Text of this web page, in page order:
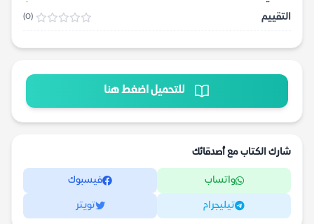
التقييم
(0)
للتحميل اضغط هنا
شارك الكتاب مع أصدقائك
واتساب فيسبوك
تيليجرام تويتر